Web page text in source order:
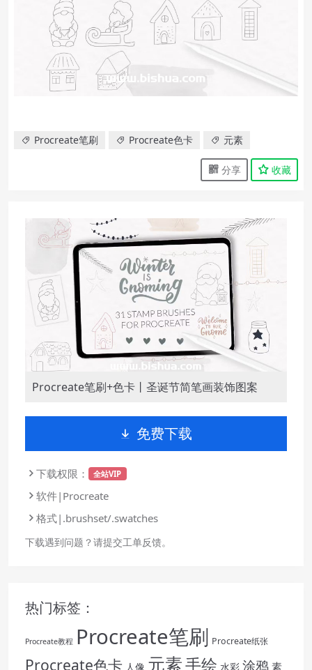
Procreate笔刷 Procreate色卡 元素
分享 收藏
Procreate笔刷+色卡丨圣诞节简笔画装饰图案
免费下载
下载权限： 全站VIP
软件|Procreate
格式|.brushset/.swatches
下载遇到问题？请提交工单反馈。
热门标签：
Procreate教程 Procreate笔刷 Procreate纸张
Procreate色卡 人像 元素手绘 水彩 涂鸦 素